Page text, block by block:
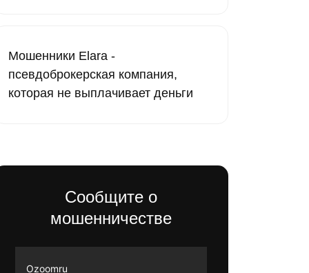
Мошенники Elara -
псевдоброкерская компания,
которая не выплачивает деньги
Сообщите о
мошенничестве